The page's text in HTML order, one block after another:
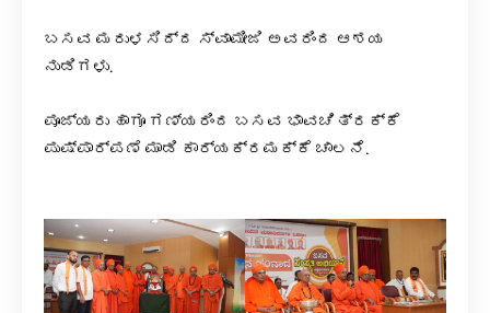
ಬಸವ ಮರುಳಸಿದ್ದ ಸ್ವಾಮೀಜಿ ಅವರಿಂದ ಆಶಯ
ನುಡಿಗಳು.
ಪೂಜ್ಯರು ಹಾಗೂ ಗಣ್ಯರಿಂದ ಬಸವ ಭಾವಚಿತ್ರಕ್ಕೆ
ಪುಷ್ಪಾರ್ಪಣೆ ಮಾಡಿ ಕಾರ್ಯಕ್ರಮಕ್ಕೆ ಚಾಲನೆ.